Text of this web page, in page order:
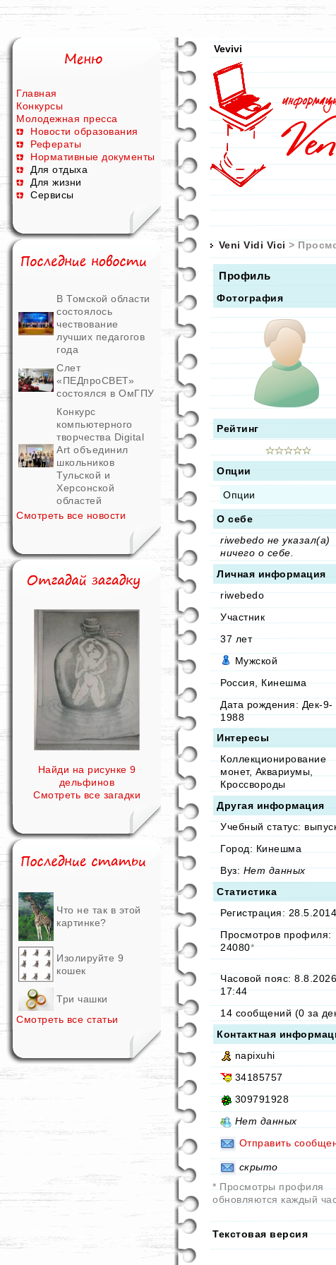
Главная
Конкурсы
Молодежная пресса
Новости образования
Рефераты
Нормативные документы
Для отдыха
Для жизни
Сервисы
В Томской области
состоялось
чествование
лучших педагогов
года
Слет
«ПЕДпроСВЕТ»
состоялся в ОмГПУ
Конкурс
компьютерного
творчества Digital
Art объединил
школьников
Тульской и
Херсонской
областей
Смотреть все новости
Найди на рисунке 9
дельфинов
Смотреть все загадки
Что не так в этой
картинке?
Изолируйте 9
кошек
Три чашки
Смотреть все статьи
Vevivi
Veni Vidi Vici >
Профиль
Фотография
Рейтинг
Опции
Опции
О себе
riwebedo не указал(а)
ничего о себе.
Личная информация
riwebedo
Участник
37 лет
Мужской
Россия, Кинешма
Дата рождения: Дек-9-
1988
Интересы
Коллекционирование
монет, Аквариумы,
Кроссвороды
Другая информация
Учебный статус:
Город: Кинешма
Вуз:Нет данных
Статистика
Регистрация: 28.5.2014
Просмотров профиля:
24080*
Часовой пояс: 8.8.2026,
17:44
14 сообщений (0 за
Контактная
napixuhi
34185757
309791928
Нет данных
Отправить
скрыто
* Просмотры профиля
обновляются каждый
Текстовая версия